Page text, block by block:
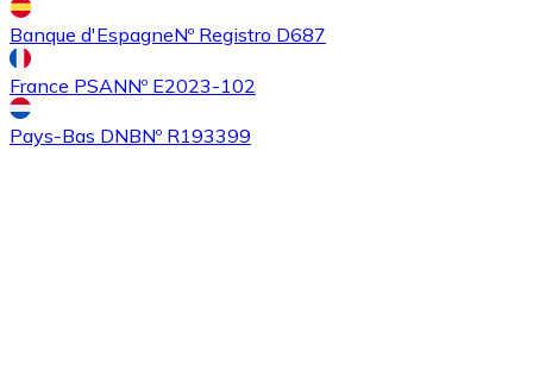
AcheterEthereum Classicavec virement bancaire
ETC
Banque d'EspagneNº Registro D687
France PSANNº E2023-102
Pays-Bas DNBNº R193399